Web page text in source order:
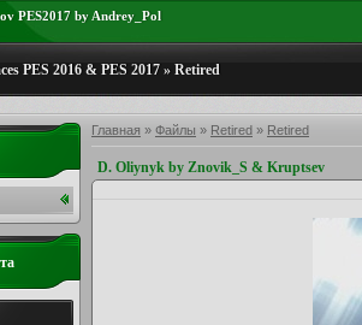
PES2017 by Andrey_Pol
PES 2016 & PES 2017 » Retired
Главная » Файлы » Retired » Retired
D. Oliynyk by Znovik_S & Kruptsev